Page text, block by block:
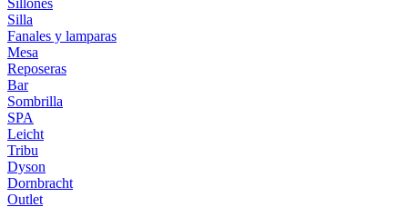
Sillones
Silla
Fanales y lamparas
Mesa
Reposeras
Bar
Sombrilla
SPA
Leicht
Tribu
Dyson
Dornbracht
Outlet